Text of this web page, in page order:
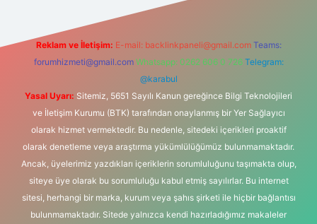
Reklam ve İletişim: E-mail: backlinkpaneli@gmail.com Teams:
forumhizmeti@gmail.com Whatsapp: 0262 606 0 726 Telegram:
@karabul
Yasal Uyarı: Sitemiz, 5651 Sayılı Kanun gereğince Bilgi Teknolojileri
ve İletişim Kurumu (BTK) tarafından onaylanmış bir Yer Sağlayıcı
olarak hizmet vermektedir. Bu nedenle, sitedeki içerikleri proaktif
olarak denetleme veya araştırma yükümlülüğümüz bulunmamaktadır.
Ancak, üyelerimiz yazdıkları içeriklerin sorumluluğunu taşımakta olup,
siteye üye olarak bu sorumluluğu kabul etmiş sayılırlar. Bu internet
sitesi, herhangi bir marka, kurum veya şahıs şirketi ile hiçbir bağlantısı
bulunmamaktadır. Sitede yalnızca kendi hazırladığımız makaleler